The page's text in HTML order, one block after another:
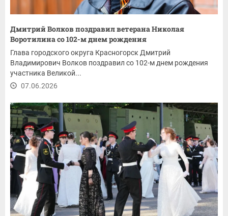
Дмитрий Волков поздравил ветерана Николая
Воротилина со 102-м днем рождения
Глава городского округа Красногорск Дмитрий
Владимирович Волков поздравил со 102-м днем рождения
участника Великой...
07.06.2026